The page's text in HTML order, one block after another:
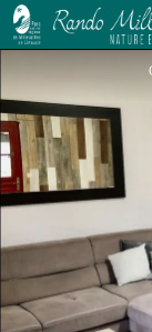
Chalet à la